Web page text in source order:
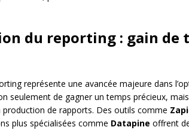
du reporting : gain de
représente une avancée majeure dans
seulement de gagner un temps précieux,
production de rapports. Des outils comme
plus spécialisées comme Datapine offrent